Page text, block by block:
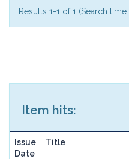
Results 1-1 of 1 (Search
Item hits:
Issue
Date
Title